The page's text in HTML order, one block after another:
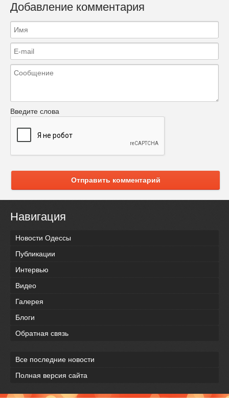
Добавление комментария
Введите слова
Отправить комментарий
Навигация
Новости Одессы
Публикации
Интервью
Видео
Галерея
Блоги
Обратная связь
Все последние новости
Полная версия сайта